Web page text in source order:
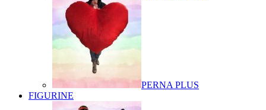
PERNA PLUS
FIGURINE